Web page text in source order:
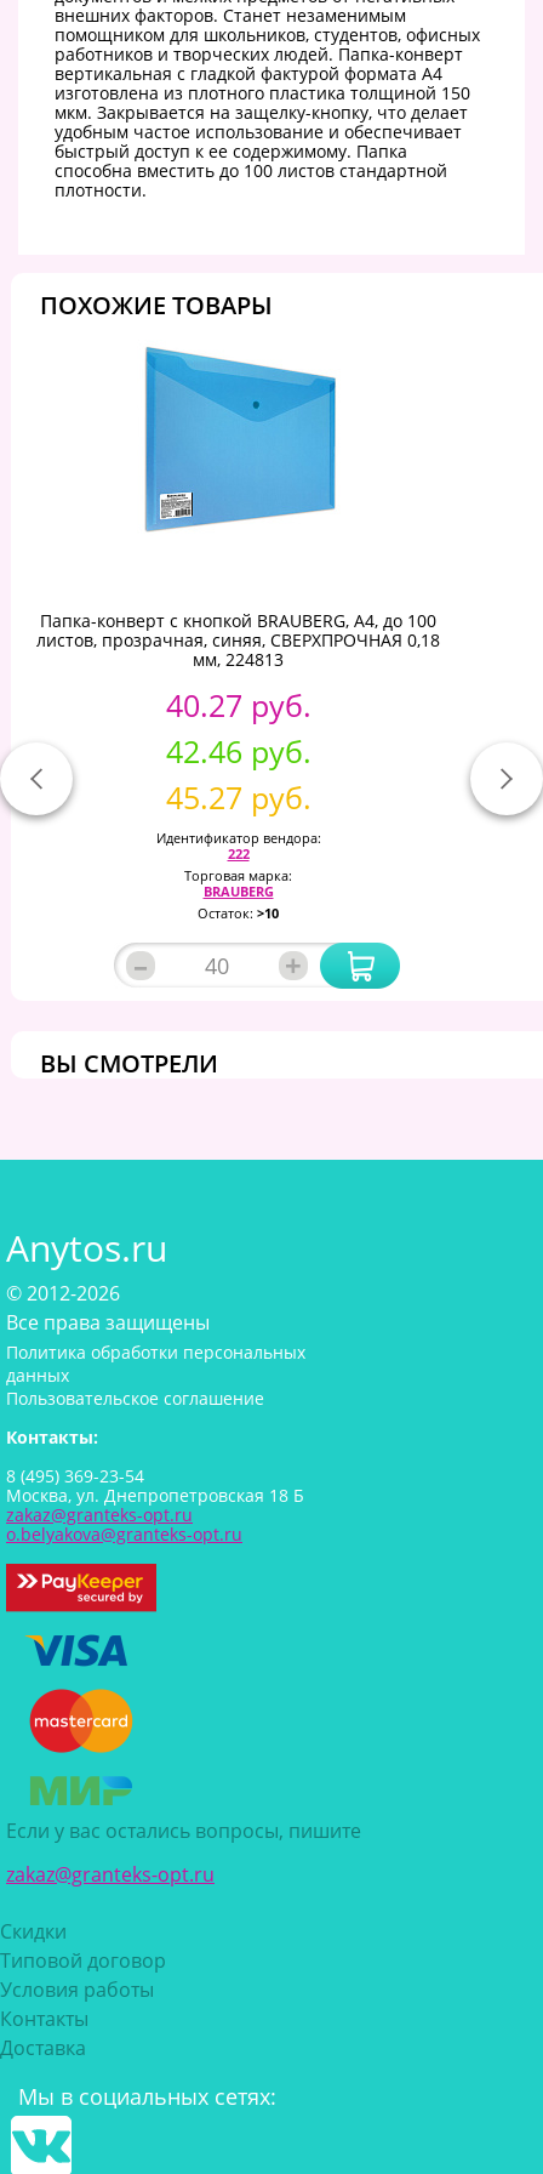
внешних факторов. Станет незаменимым
помощником для школьников, студентов, офисных
работников и творческих людей. Папка-конверт
вертикальная с гладкой фактурой формата А4
изготовлена из плотного пластика толщиной 150
мкм. Закрывается на защелку-кнопку, что делает
удобным частое использование и обеспечивает
быстрый доступ к ее содержимому. Папка
способна вместить до 100 листов стандартной
плотности.
ПОХОЖИЕ ТОВАРЫ
Папка-конверт с кнопкой BRAUBERG, А4, до 100
листов, прозрачная, синяя, СВЕРХПРОЧНАЯ 0,18
мм, 224813
40.27 руб.
42.46 руб.
45.27 руб.
Идентификатор вендора:
222
Торговая марка:
BRAUBERG
Остаток: >10
– +
ВЫ СМОТРЕЛИ
Anytos.ru
© 2012-2026
Все права защищены
Политика обработки персональных
данных
Пользовательское соглашение
Контакты:
8 (495) 369-23-54
Москва, ул. Днепропетровская 18 Б
zakaz@granteks-opt.ru
o.belyakova@granteks-opt.ru
Если у вас остались вопросы, пишите
zakaz@granteks-opt.ru
Скидки
Типовой договор
Условия работы
Контакты
Доставка
Мы в социальных сетях: